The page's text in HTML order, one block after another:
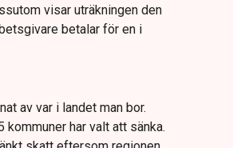
visar uträkningen den
betalar för en i
av var i landet man bor.
har valt att sänka.